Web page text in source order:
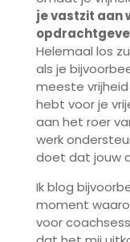
je vastzit aan
Helemaal los
als je
meeste
hebt voor je
aan het roer
werk
doet dat jouw
Ik blog
moment
voor